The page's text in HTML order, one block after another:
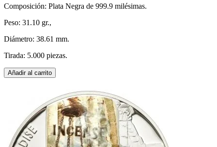
Composición: Plata Negra de 999.9 milésimas.
Peso: 31.10 gr.,
Diámetro: 38.61 mm.
Tirada: 5.000 piezas.
Añadir al carrito